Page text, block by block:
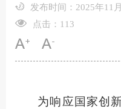
发布时间：2025年11
点击： 113
为响应国家创